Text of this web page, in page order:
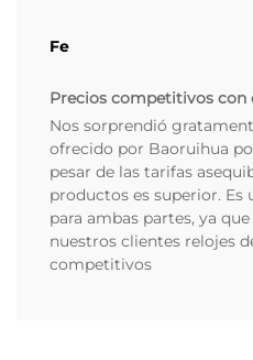
Fe
Precios competitivos con
Nos sorprendió
ofrecido por Baoruihua
pesar de las tarifas
productos es superior. Es
para ambas partes, ya
nuestros clientes relojes
competitivos